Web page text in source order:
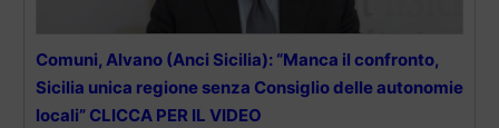
Comuni, Alvano (Anci Sicilia): “Manca il confronto,
Sicilia unica regione senza Consiglio delle autonomie
locali” CLICCA PER IL VIDEO